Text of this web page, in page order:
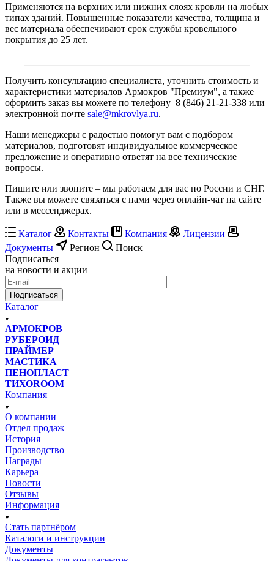
Применяются на верхних или нижних слоях кровли на любых
типах зданий. Повышенные показатели качества, толщина и
вес материала обеспечивают срок службы кровельного
покрытия до 25 лет.
Получить консультацию специалиста, уточнить стоимость и
характеристики материалов Армокров "Премиум", а также
оформить заказ вы можете по телефону 8 (846) 21-21-338 или
электронной почте sale@mkrovlya.ru.
Наши менеджеры с радостью помогут вам с подбором
материалов, подготовят индивидуальное коммерческое
предложение и оперативно ответят на все технические
вопросы.
Пишите или звоните – мы работаем для вас по России и СНГ.
Также вы можете связаться с нами через онлайн-чат на сайте
или в мессенджерах.
Каталог Контакты Компания
Лицензии
Документы
Регион
Поиск
Подписаться
на новости и акции
Подписаться
Каталог
АРМОКРОВ
РУБЕРОИД
ПРАЙМЕР
МАСТИКА
ПЕНОПЛАСТ
ТИХОROOM
Компания
О компании
Отдел продаж
История
Производство
Награды
Карьера
Новости
Отзывы
Информация
Стать партнёром
Каталоги и инструкции
Документы